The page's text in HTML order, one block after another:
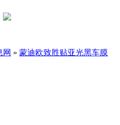
网 » 蒙迪欧致胜贴亚光黑车膜